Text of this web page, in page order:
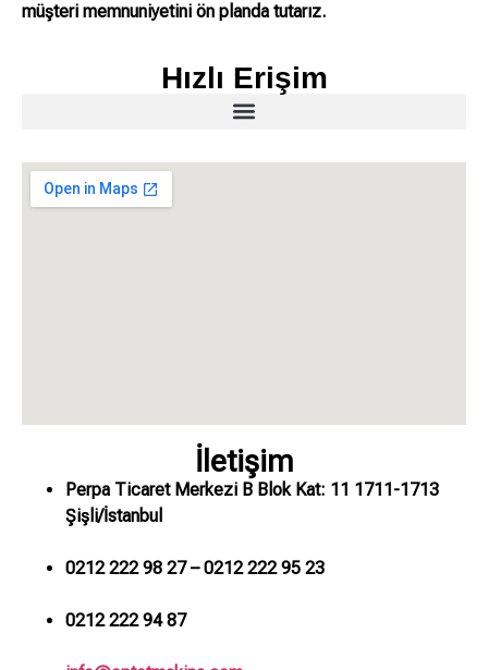
müşteri memnuniyetini ön planda tutarız.
Hızlı Erişim
İletişim
Perpa Ticaret Merkezi B Blok Kat: 11 1711-1713
Şişli/İstanbul
0212 222 98 27 – 0212 222 95 23
0212 222 94 87